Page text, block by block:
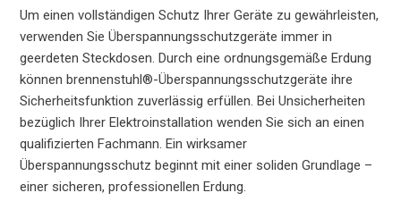
Um einen vollständigen Schutz Ihrer Geräte zu gewährleisten,
verwenden Sie Überspannungsschutzgeräte immer in
geerdeten Steckdosen. Durch eine ordnungsgemäße Erdung
können brennenstuhl®-Überspannungsschutzgeräte ihre
Sicherheitsfunktion zuverlässig erfüllen. Bei Unsicherheiten
bezüglich Ihrer Elektroinstallation wenden Sie sich an einen
qualifizierten Fachmann. Ein wirksamer
Überspannungsschutz beginnt mit einer soliden Grundlage –
einer sicheren, professionellen Erdung.